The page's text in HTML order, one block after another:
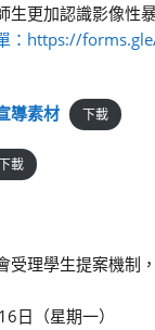
更加認識影像性
：https://
導素材 下載
載
理學生提案機制
日（星期一）